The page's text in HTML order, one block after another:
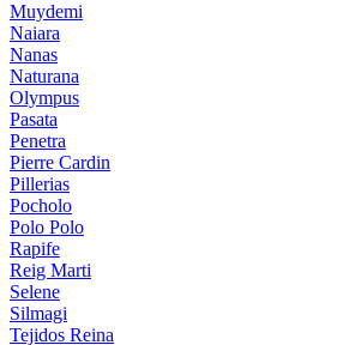
Muydemi
Naiara
Nanas
Naturana
Olympus
Pasata
Penetra
Pierre Cardin
Pillerias
Pocholo
Polo Polo
Rapife
Reig Marti
Selene
Silmagi
Tejidos Reina